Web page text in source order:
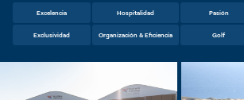
Excelencia Hospitalidad Pasión
Exclusividad Organización & Eficiencia Golf